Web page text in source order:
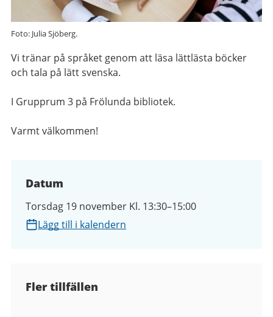
Foto: Julia Sjöberg.
Vi tränar på språket genom att läsa lättlästa böcker
och tala på lätt svenska.
I Grupprum 3 på Frölunda bibliotek.
Varmt välkommen!
Datum
Torsdag 19 november Kl. 13:30–15:00
Lägg till i kalendern
Fler tillfällen